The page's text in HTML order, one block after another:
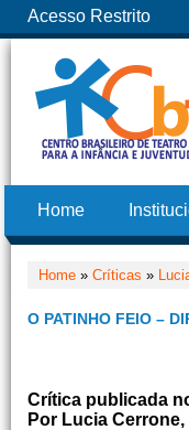
Acesso Restrito
Home
Home » Críticas »
O PATINHO FEIO –
Crítica publicada
Por Lucia